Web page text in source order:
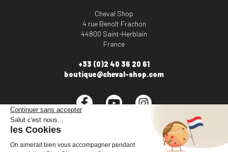
Cheval Shop
4 rue Benoît Frachon
44800 Saint-Herblain
France
+33 (0)2 40 36 20 61
boutique@cheval-shop.com
Facebook YouTube
